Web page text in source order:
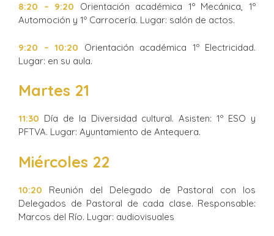
8:20 – 9:20 Orientación académica 1º Mecánica, 1º
Automoción y 1º Carrocería. Lugar: salón de actos.
9:20 – 10:20 Orientación académica 1º Electricidad.
Lugar: en su aula.
Martes 21
11:30 Día de la Diversidad cultural. Asisten: 1º ESO y
PFTVA. Lugar: Ayuntamiento de Antequera.
Miércoles 22
10:20 Reunión del Delegado de Pastoral con los
Delegados de Pastoral de cada clase. Responsable:
Marcos del Río. Lugar: audiovisuales